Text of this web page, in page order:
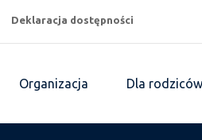
Deklaracja dostępności
Organizacja Dla rodziców